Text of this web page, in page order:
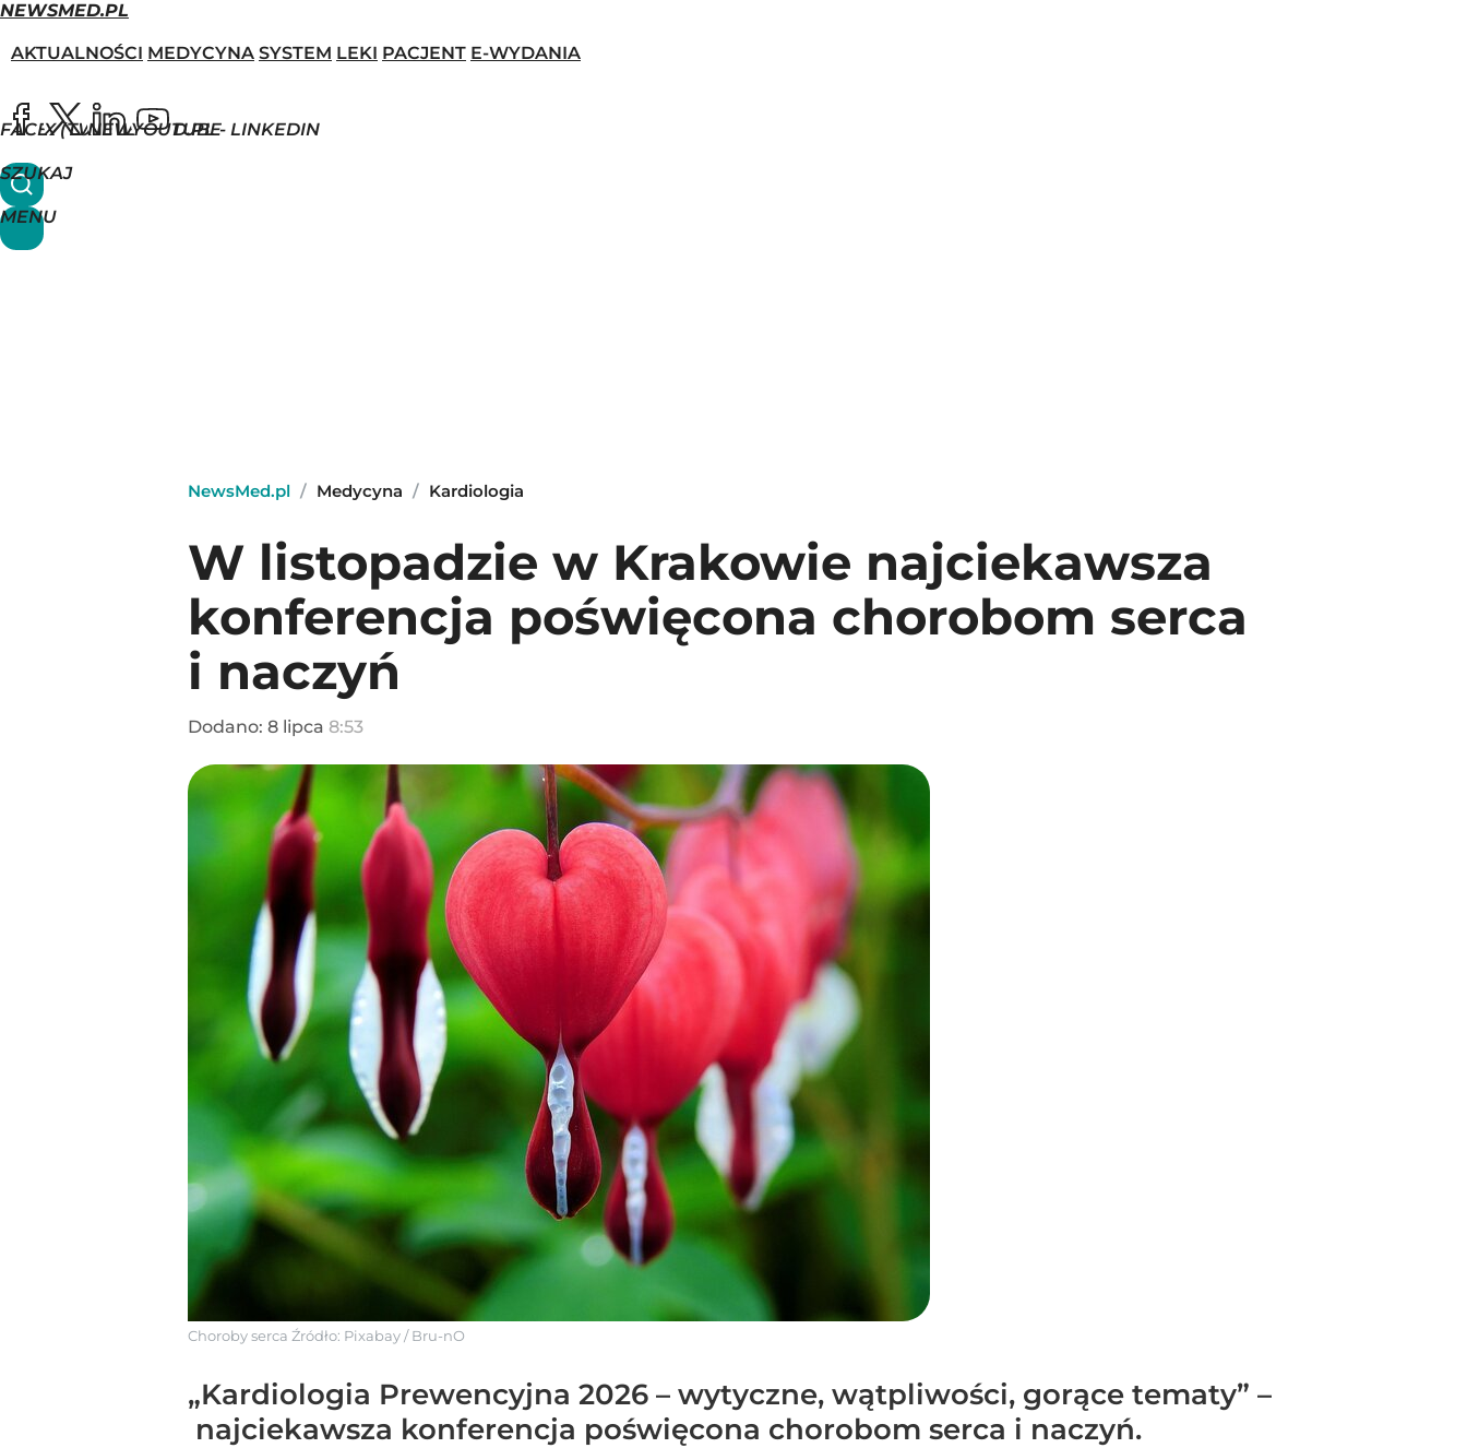
NEWSMED.PL
AKTUALNOŚCI MEDYCYNA SYSTEM LEKI PACJENT E-WYDANIA
FACEBOOK
X (TWITTER)
NEWSMED.PL - LINKEDIN
YOUTUBE
SZUKAJ
MENU
NewsMed.pl / Medycyna / Kardiologia
W listopadzie w Krakowie najciekawsza
konferencja poświęcona chorobom serca
i naczyń
Dodano: 8 lipca 8:53
Choroby serca Źródło: Pixabay/Bru-nO
„Kardiologia Prewencyjna 2026 – wytyczne, wątpliwości, gorące tematy” –
najciekawsza konferencja poświęcona chorobom serca i naczyń.